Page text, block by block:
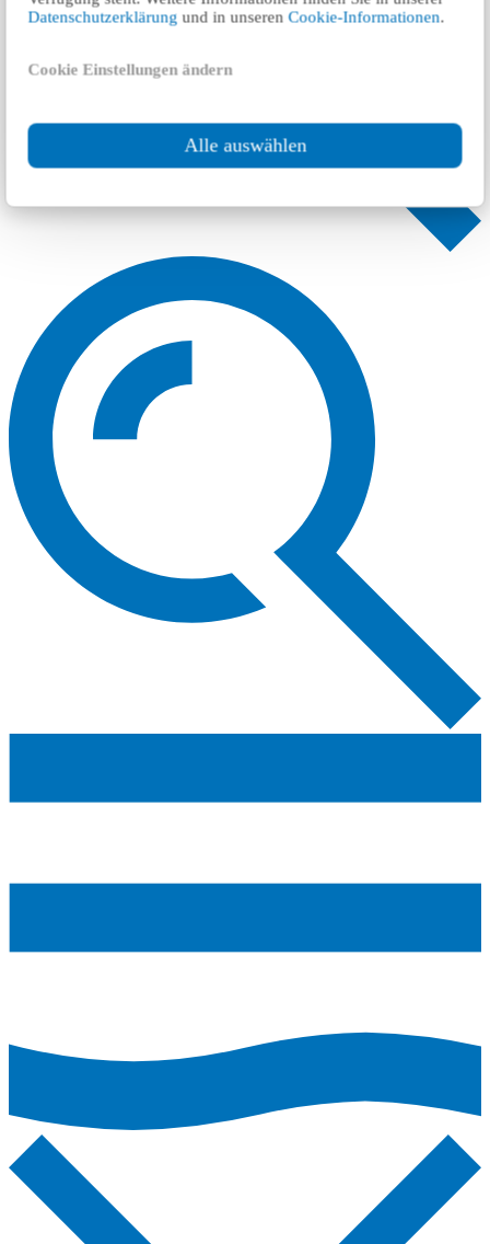
Datenschutzerklärung und in unserenCookie-Informationen.
Cookie Einstellungen ändern
Alle auswählen